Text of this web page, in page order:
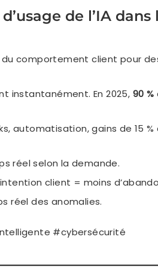
de l’IA dans
du comportement client pour
instantanément. En 2025, 90 %
automatisation, gains de 15 %
réel selon la demande.
client = moins
réel des anomalies.
#cybersécurité